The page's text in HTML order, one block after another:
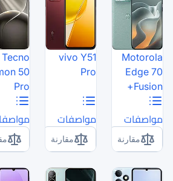
Tecno
Camon 50
Pro
مواصفات
مقارنة
vivo T5x
مواصفات
مقارنة